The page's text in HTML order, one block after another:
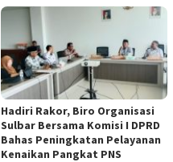
Hadiri Rakor, Biro Organisasi
Sulbar Bersama Komisi I DPRD
Bahas Peningkatan Pelayanan
Kenaikan Pangkat PNS